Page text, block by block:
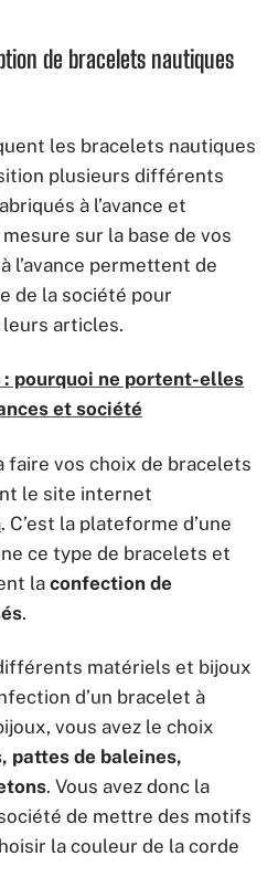
de bracelets nautiques
les bracelets nautiques
plusieurs différents
à l’avance et
sur la base de vos
l’avance permettent de
de la société pour
articles.
: pourquoi ne portent-elles
et société
faire vos choix de bracelets
le site internet
. C’est la plateforme d’une
ce type de bracelets et
la confection de
.
matériels et bijoux
d’un bracelet à
vous avez le choix
pattes de baleines,
. Vous avez donc la
de mettre des motifs
la couleur de la corde